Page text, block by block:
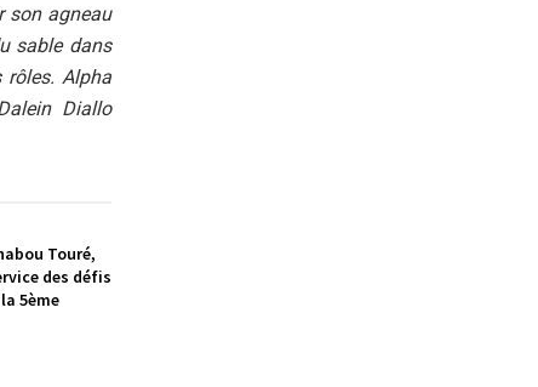
son agneau
sable dans
rôles. Alpha
Diallo
Touré,
des défis
5ème